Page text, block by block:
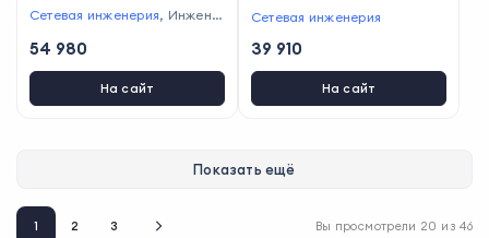
Сетевая инженерия, Инжене
54 980
На сайт
Сетевая инженерия
39 910
На сайт
Показать ещё
1 2 3 Вы просмотрели 20 из46